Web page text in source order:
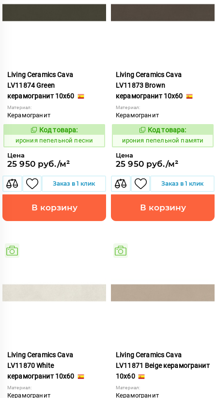
Living Ceramics Cava
LV11874 Green
керамогранит 10x60
Материал:
Керамогранит
1102569
Код товара:
ирония пепельной песни
Цена
25 950 руб./м²
Заказ в 1 клик
В корзину
Living Ceramics Cava
LV11873 Brown
керамогранит 10x60
Материал:
Керамогранит
1102568
Код товара:
ирония пепельной памяти
Цена
25 950 руб./м²
Заказ в 1 клик
В корзину
Living Ceramics Cava
LV11870 White
керамогранит 10x60
Материал:
Керамогранит
Living Ceramics Cava
LV11871 Beige керамогранит
10x60
Материал:
Керамогранит